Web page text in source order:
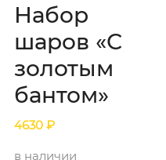
Набор
шаров «С
золотым
бантом»
4630 ₽
в наличии